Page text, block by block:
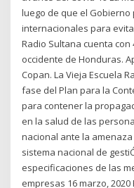
luego de que el
internacionales para
Radio Sultana cuenta
occidente de Honduras.
Copan. La Vieja Escuela
fase del Plan para la
para contener la
en la salud de las
nacional ante la
sistema nacional de
especificaciones de las
empresas 16 marzo,